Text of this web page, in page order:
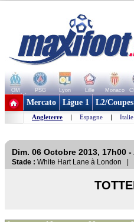
OM PSG Lyon Lille Monaco
+ de clubs
Mercato Ligue 1 L2/Coupes
Angleterre | Espagne | Italie
Dim. 06 Octobre 2013, 17h00
Stade : White Hart Lane à London |